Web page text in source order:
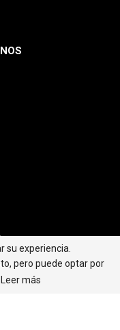
su experiencia.
pero puede optar por
Leer más